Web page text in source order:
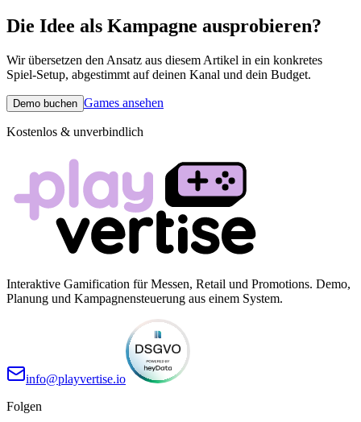
Die Idee als Kampagne ausprobieren?
Wir übersetzen den Ansatz aus diesem Artikel in ein konkretes
Spiel-Setup, abgestimmt auf deinen Kanal und dein Budget.
Demo buchen Games ansehen
Kostenlos & unverbindlich
Interaktive Gamification für Messen, Retail und Promotions. Demo,
Planung und Kampagnensteuerung aus einem System.
info@playvertise.io
Folgen